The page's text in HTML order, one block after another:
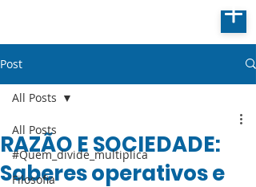
Post
All Posts
#Quem_divide_multiplica
Filosofia
All Posts
RAZÃO E SOCIEDADE:
Saberes operativos e